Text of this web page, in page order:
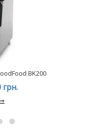
BK200
грн.